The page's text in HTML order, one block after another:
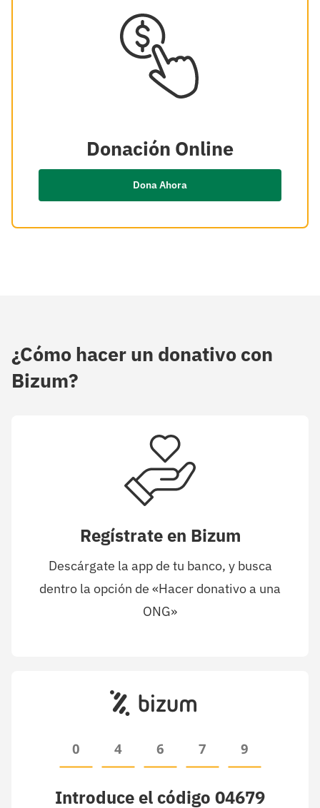
Donación Online
Dona Ahora
¿Cómo hacer un donativo con
Bizum?
Regístrate en Bizum
Descárgate la app de tu banco, y busca
dentro la opción de «Hacer donativo a una
ONG»
Introduce el código 04679